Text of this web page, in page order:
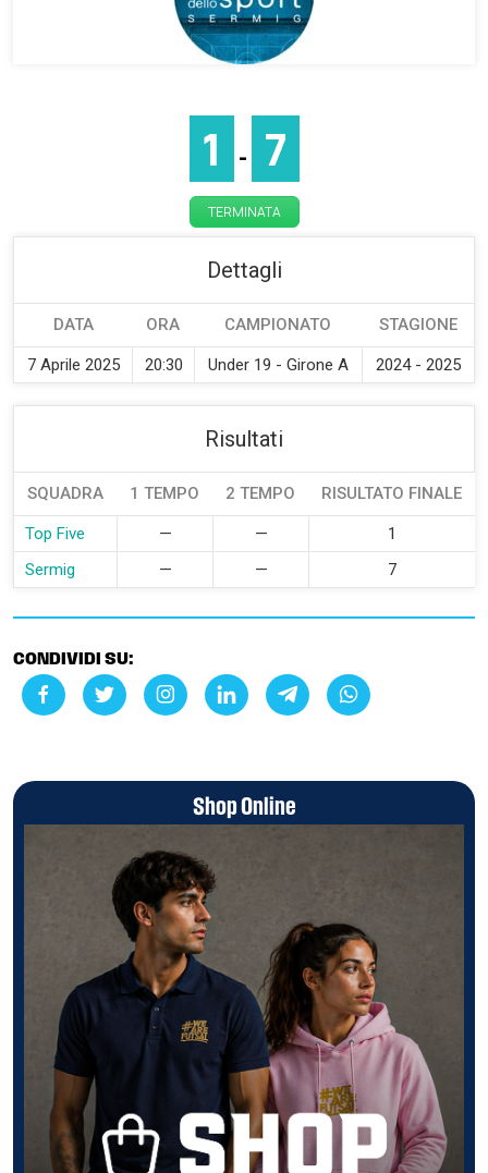
1 - 7
TERMINATA
Dettagli
DATA ORA CAMPIONATO STAGIONE
7 Aprile 2025 20:30 Under 19 - Girone A 2024 - 2025
Risultati
SQUADRA 1 TEMPO 2 TEMPO RISULTATO FINALE
Top Five — — 1
Sermig
— — 7
CONDIVIDI SU:
Shop Online